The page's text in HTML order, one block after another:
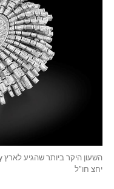
יחצ חו"ל